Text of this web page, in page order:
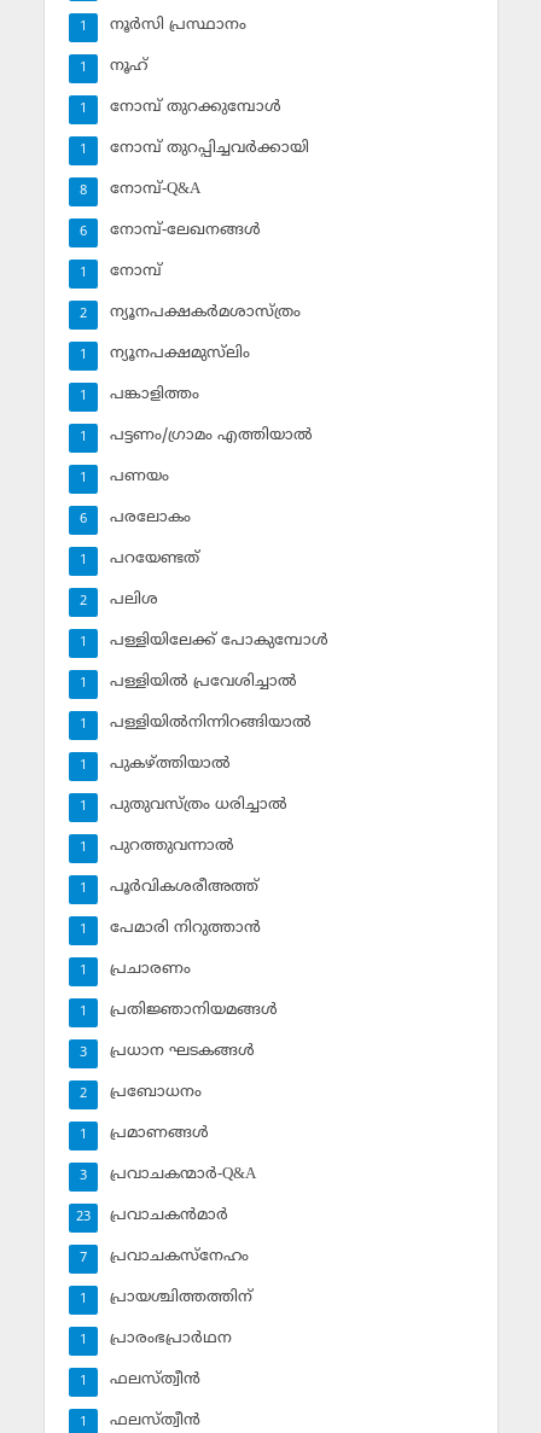
നൂര്‍സി പ്രസ്ഥാനം
1
നൂഹ്‌
1
നോമ്പ് തുറക്കുമ്പോള്‍
1
നോമ്പ് തുറപ്പിച്ചവര്‍ക്കായി
1
നോമ്പ്-Q&A
8
നോമ്പ്-ലേഖനങ്ങള്‍
6
നോമ്പ്‌
1
ന്യൂനപക്ഷകര്‍മശാസ്ത്രം
2
ന്യൂനപക്ഷമുസ്‌ലിം
1
പങ്കാളിത്തം
1
പട്ടണം/ഗ്രാമം എത്തിയാല്‍
1
പണയം
1
പരലോകം
6
പറയേണ്ടത്
1
പലിശ
2
പള്ളിയിലേക്ക് പോകുമ്പോള്‍
1
പള്ളിയില്‍ പ്രവേശിച്ചാല്‍
1
പള്ളിയില്‍നിന്നിറങ്ങിയാല്‍
1
പുകഴ്ത്തിയാല്‍
1
പുതുവസ്ത്രം ധരിച്ചാല്‍
1
പുറത്തുവന്നാല്‍
1
പൂര്‍വികശരീഅത്ത്
1
പേമാരി നിറുത്താന്‍
1
പ്രചാരണം
1
പ്രതിജ്ഞാനിയമങ്ങള്‍
1
പ്രധാന ഘടകങ്ങള്‍
3
പ്രബോധനം
2
പ്രമാണങ്ങള്‍
1
പ്രവാചകന്മാര്‍-Q&A
3
പ്രവാചകന്‍മാര്‍
23
പ്രവാചകസ്‌നേഹം
7
പ്രായശ്ചിത്തത്തിന്
1
പ്രാരംഭപ്രാര്‍ഥന
1
ഫലസ്ത്വീൻ
1
ഫലസ്ത്വീൻ
1